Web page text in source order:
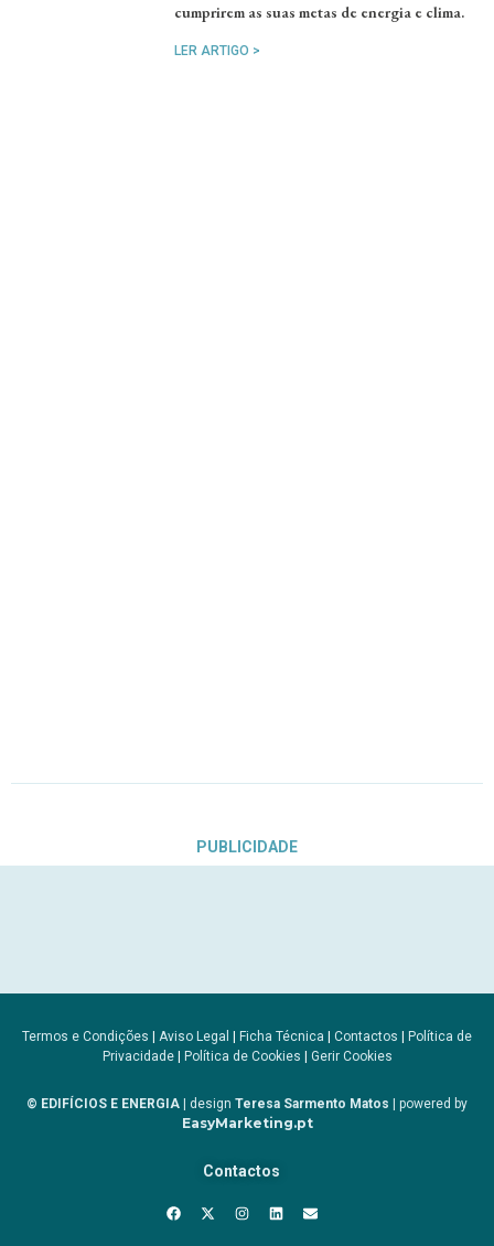
cumprirem as suas metas de energia e clima.
LER ARTIGO >
PUBLICIDADE
Termos e Condições Aviso Legal Ficha Técnica Contactos
Política de
Privacidade| Política de Cookies Gerir Cookies
© EDIFÍCIOS E ENERGIA | design Teresa Sarmento Matos | powered by
EasyMarketing.pt
Contactos